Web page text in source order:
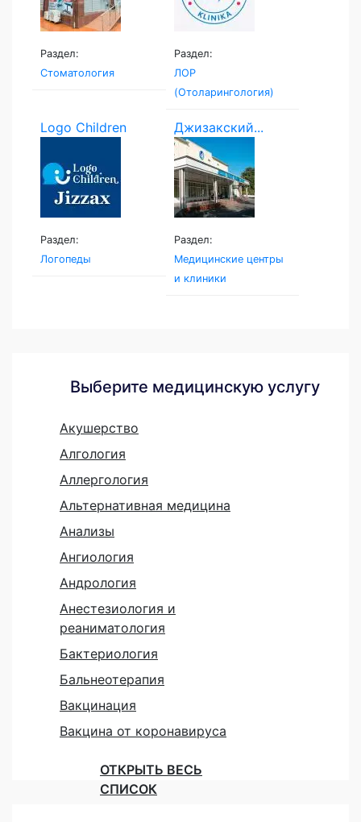
Раздел:
Стоматология
Раздел:
ЛОР
(Отоларингология)
Logo Children
Раздел:
Логопеды
Джизакский...
Раздел:
Медицинские центры
и клиники
Выберите медицинскую услугу
Акушерство
Алгология
Аллергология
Альтернативная медицина
Анализы
Ангиология
Андрология
Анестезиология и
реаниматология
Бактериология
Бальнеотерапия
Вакцинация
Вакцина от коронавируса
ОТКРЫТЬ ВЕСЬ
СПИСОК